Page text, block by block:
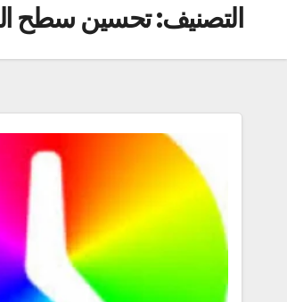
التصنيف:تحسين سطح